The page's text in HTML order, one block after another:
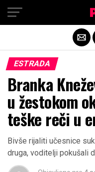
ESTRADA
Branka
u žestokom
teške reči u
Bivše rijaliti učesnice
druga, voditelji pokušali
Exit